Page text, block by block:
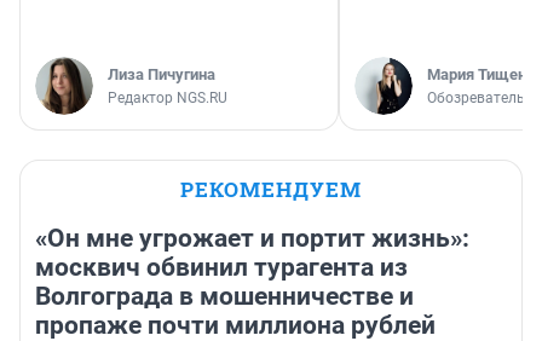
Лиза Пичугина
Редактор NGS.RU
Мария Тищенко
Обозреватель
РЕКОМЕНДУЕМ
«Он мне угрожает и портит жизнь»:
москвич обвинил турагента из
Волгограда в мошенничестве и
пропаже почти миллиона рублей